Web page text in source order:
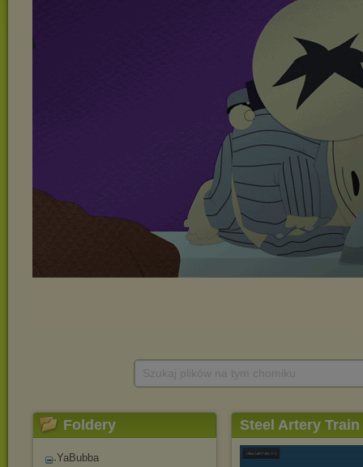
Foldery
YaBubba
Steel Artery